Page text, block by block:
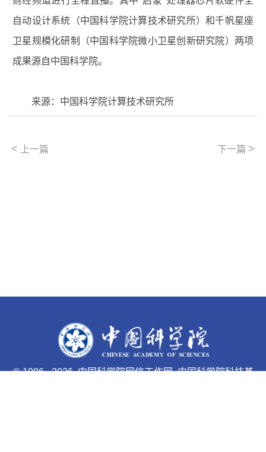
自动设计系统（中国科学院计算技术研究所）和千帆星座
卫星规模化研制（中国科学院微小卫星创新研究院）两项
成果源自中国科学院。
来源：中国科学院计算技术研究所
< 上一篇 下一篇 >
© 1996 -2026 中国科学院网信工作网 中国科学院科技基